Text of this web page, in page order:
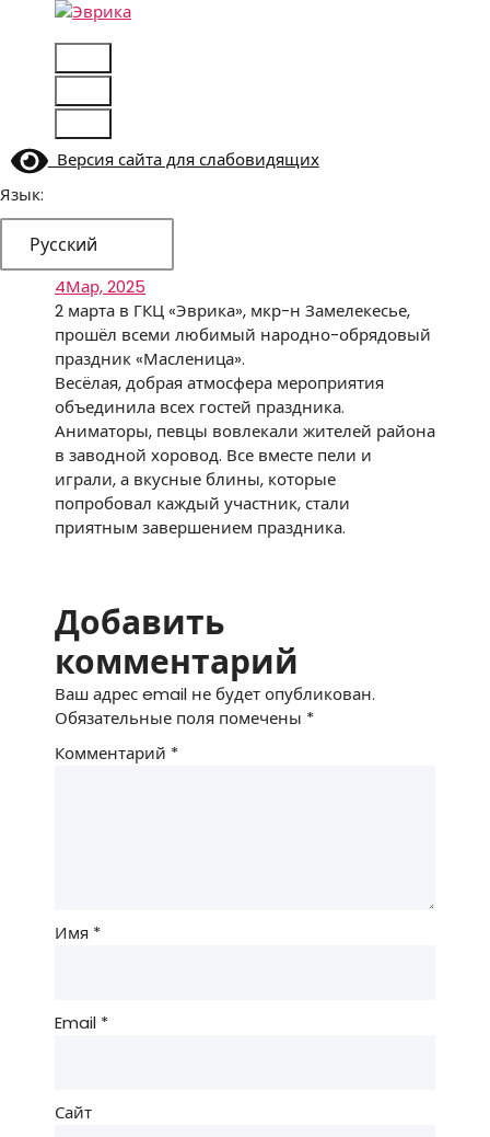
Перейти
Версия сайта для слабовидящих
Язык:
Русский
4Мар, 2025
2 марта в ГКЦ «Эврика», мкр-н Замелекесье,
прошёл всеми любимый народно-обрядовый
праздник «Масленица».
Весёлая, добрая атмосфера мероприятия
объединила всех гостей праздника.
Аниматоры, певцы вовлекали жителей района
в заводной хоровод. Все вместе пели и
играли, а вкусные блины, которые
попробовал каждый участник, стали
приятным завершением праздника.
Добавить
комментарий
Ваш адрес email не будет опубликован.
Обязательные поля помечены *
Комментарий *
Имя *
Email *
Сайт